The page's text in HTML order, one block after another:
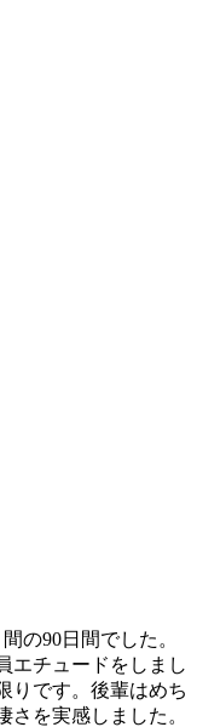
の90日間でした。
エチュードをしまし
りです。後輩はめち
さを実感しました。